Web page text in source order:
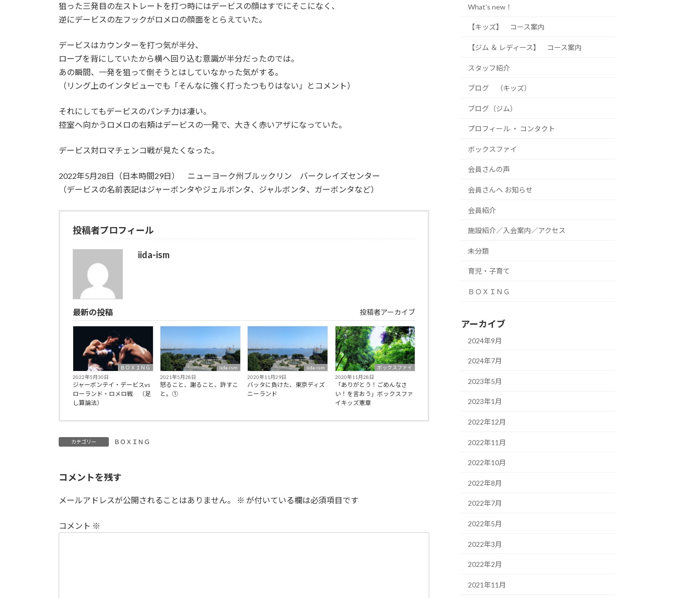
狙った三発目の左ストレートを打つ時にはデービスの顔はすでにそこになく、
逆にデービスの左フックがロメロの顔面をとらえていた。
デービスはカウンターを打つ気が半分、
ロープを背にしていたから横へ回り込む意識が半分だったのでは。
あの瞬間、一発を狙って倒そうとはしていなかった気がする。
（リング上のインタビューでも「そんなに強く打ったつもりはない」とコメント）
それにしてもデービスのパンチ力は凄い。
控室へ向かうロメロの右頬はデービスの一発で、大きく赤いアザになっていた。
デービス対ロマチェンコ戦が見たくなった。
2022年5月28日（日本時間29日） ニューヨーク州ブルックリン バークレイズセンター
（デービスの名前表記はジャーボンタやジェルボンタ、ジャルボンタ、ガーボンタなど）
投稿者プロフィール
iida-ism
最新の投稿 投稿者アーカイブ
ＢＯＸＩＮＧ
2022年5月30日
ジャーボンテイ・デービスvs
ローランド・ロメロ戦 （足
し算論法）
iida-ism
2021年5月28日
怒ること、謝ること、許すこ
と。①
iida-ism
2020年11月29日
バッタに負けた、東京ディズ
ニーランド
ボックスファイ
2020年11月28日
「ありがとう！ごめんなさ
い！を言おう」ボックスファ
イキッズ憲章
カテゴリー ＢＯＸＩＮＧ
コメントを残す
メールアドレスが公開されることはありません。 ※ が付いている欄は必須項目です
コメント ※
What's new！
【キッズ】 コース案内
【ジム ＆ レディース】 コース案内
スタッフ紹介
ブログ （キッズ）
ブログ（ジム）
プロフィール ・ コンタクト
ボックスファイ
会員さんの声
会員さんへ お知らせ
会員紹介
施設紹介／入会案内／アクセス
未分類
育児・子育て
ＢＯＸＩＮＧ
アーカイブ
2024年9月
2024年7月
2023年5月
2023年1月
2022年12月
2022年11月
2022年10月
2022年8月
2022年7月
2022年5月
2022年3月
2022年2月
2021年11月